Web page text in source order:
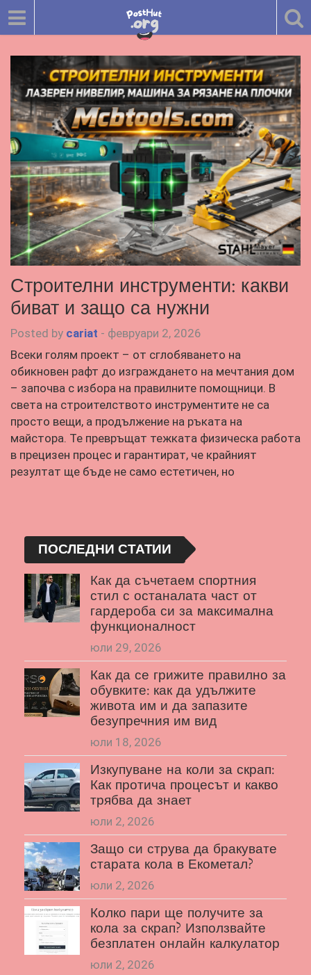
Строителни инструменти: какви
биват и защо са нужни
Posted by cariat - февруари 2, 2026
Всеки голям проект – от сглобяването на
обикновен рафт до изграждането на мечтания дом
– започва с избора на правилните помощници. В
света на строителството инструментите не са
просто вещи, а продължение на ръката на
майстора. Те превръщат тежката физическа работа
в прецизен процес и гарантират, че крайният
резултат ще бъде не само естетичен, но
ПОСЛЕДНИ СТАТИИ
Как да съчетаем спортния
стил с останалата част от
гардероба си за максимална
функционалност
юли 29, 2026
Как да се грижите правилно за
обувките: как да удължите
живота им и да запазите
безупречния им вид
юли 18, 2026
Изкупуване на коли за скрап:
Как протича процесът и какво
трябва да знает
юли 2, 2026
Защо си струва да бракувате
старата кола в Екометал?
юли 2, 2026
Колко пари ще получите за
кола за скрап? Използвайте
безплатен онлайн калкулатор
юли 2, 2026